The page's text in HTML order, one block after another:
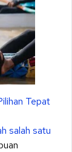
Tepat
salah satu